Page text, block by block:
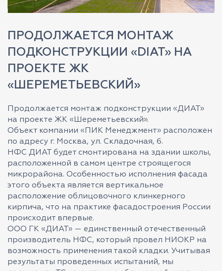
ПРОДОЛЖАЕТСЯ МОНТАЖ
ПОДКОНСТРУКЦИИ «DIAT» НА
ПРОЕКТЕ ЖК
«ШЕРЕМЕТЬЕВСКИЙ»
Продолжается монтаж подконструкции «ДИАТ»
на проекте ЖК «Шереметьевский».
Объект компании «ПИК Менеджмент» расположен
по адресу г. Москва, ул. Складочная, 6.
НФС ДИАТ будет смонтирована на здании школы,
расположенной в самом центре строящегося
микрорайона. Особенностью исполнения фасада
этого объекта является вертикальное
расположение облицовочного клинкерного
кирпича, что на практике фасадостроения России
происходит впервые.
ООО ГК «ДИАТ» — единственный отечественный
производитель НФС, который провел НИОКР на
возможность применения такой кладки. Учитывая
результаты проведенных испытаний, мы